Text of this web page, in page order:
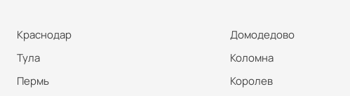
Краснодар
Тула
Пермь
Домодедово
Коломна
Королев